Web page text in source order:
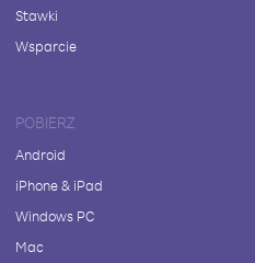
Stawki
Wsparcie
POBIERZ
Android
iPhone & iPad
Windows PC
Mac